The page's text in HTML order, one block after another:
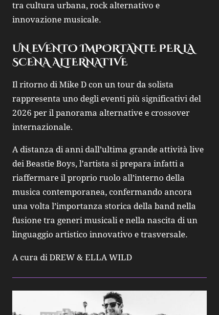
tra cultura urbana, rock alternativo e
innovazione musicale.
UN EVENTO IMPORTANTE PER LA
SCENA ALTERNATIVE
Il ritorno diMike D con un tour da solista
rappresenta uno degli eventi più significativi del
2026 per il panorama alternative e crossover
internazionale.
A distanza di anni dall’ultima grande attività live
deiBeastie Boys, l’artista si prepara infatti a
riaffermare il proprio ruolo all’interno della
musica contemporanea, confermando ancora
una volta l’importanza storica della band nella
fusione tra generi musicali e nella nascita di un
linguaggio artistico innovativo e trasversale.
A cura di DREW & ELLA WILD